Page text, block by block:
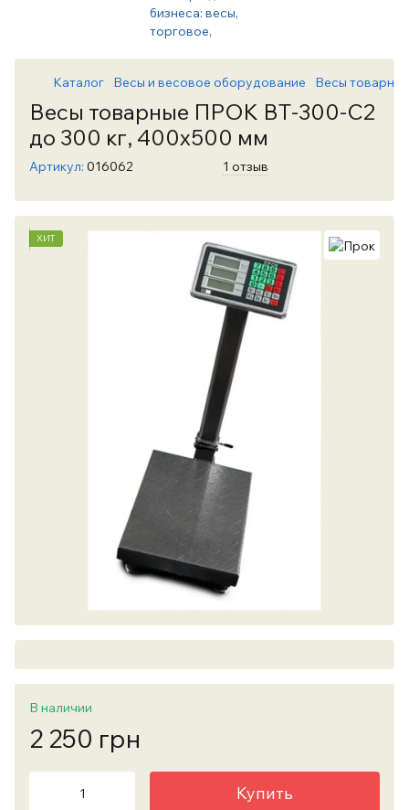
Каталог Весы и весовое оборудование Весы товарные
Весы товарные ПРОК ВТ-300-С2
до 300 кг, 400х500 мм
Артикул: 016062 1 отзыв
ХИТ
В наличии
2 250 грн
Купить